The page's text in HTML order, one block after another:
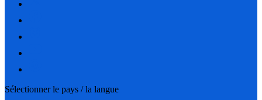
Sélectionner le pays / la langue